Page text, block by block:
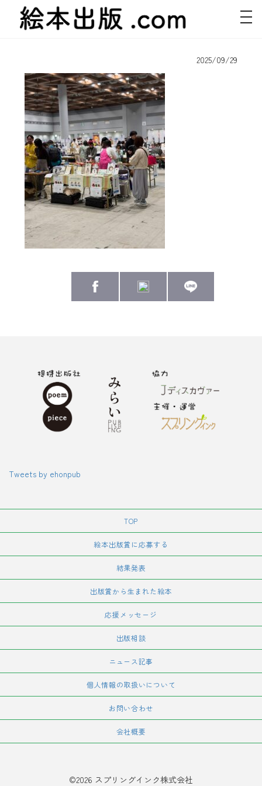
ehon_m202509_2
2025/09/29
Tweets by ehonpub
TOP
絵本出版賞に応募する
結果発表
出版賞から生まれた絵本
応援メッセージ
出版相談
ニュース記事
個人情報の取扱いについて
お問い合わせ
会社概要
©2026 スプリングインク株式会社